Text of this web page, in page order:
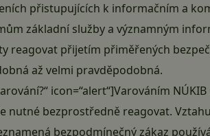
přistupujících k informačním a
základní služby a významným
reagovat přijetím přiměřených
až velmi pravděpodobná.
icon=“alert“]Varováním
bezprostředně reagovat.
bezpodmínečný zákaz